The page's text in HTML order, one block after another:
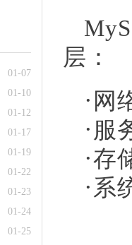
01-07
01-10
01-12
01-17
01-19
01-22
01-23
01-24
01-25
层：
· 网
· 服
·存
· 系